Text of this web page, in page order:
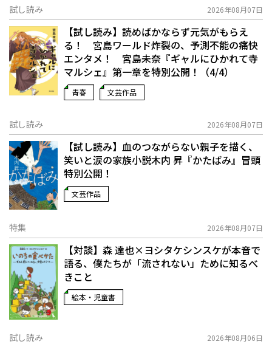
試し読み 2026年08月07日
【試し読み】読めばかならず元気がもらえ
る！ 宮島ワールド炸裂の、予測不能の痛快
エンタメ！ 宮島未奈『ギャルにひかれて寺
マルシェ』第一章を特別公開！（4/4）
青春 文芸作品
試し読み 2026年08月07日
【試し読み】血のつながらない親子を描く、
笑いと涙の家族小説――木内 昇『かたばみ』冒頭
特別公開！
文芸作品
特集 2026年08月07日
【対談】森 達也×ヨシタケシンスケが本音で
語る、僕たちが「流されない」ために知るべ
きこと
絵本・児童書
試し読み 2026年08月06日